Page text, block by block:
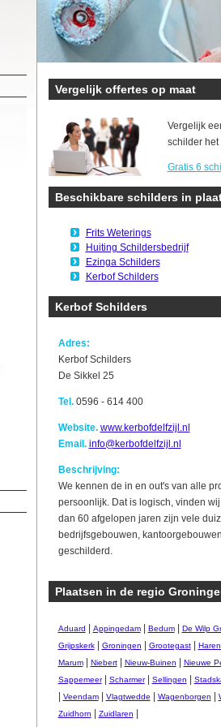
Vergelijk offertes op maat
Vergelijk
schilder het
Gratis 6
Beschikbare schilders in
Frits Weterings
Huiting Schildersbedrijf
Ezinga Schilders
Kerbof Schilders
Kerbof Schilders
Adres:
Kerbof Schilders
De Sikkel 25
Tel.0596 - 614 400
Website. www.kerbofdelfzijl.nl
Email. info@kerbofdelfzijl.nl
Beschrijving:
We kennen de in en out's van alle
persoonlijk. Dat is logisch, vinden
dan 60 afgelopen jaren zijn vele
bedrijfsgebouwen,
geschilderd.
Plaatsen in de regio
Aduard Appingedam| Bedum| De Wilp
Grijpskerk| Groningen Grootegast|
Marum| Niebert| Nieuw-Buinen Nieuwe
Sappemeer| Scharmer| Sellingen
Veendam| Vlagtwedde Wagenborgen
Zuidhorn Zuidlaren